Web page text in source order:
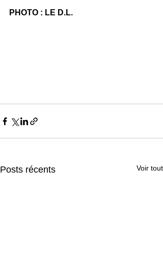
PHOTO : LE D.L.
Posts récents Voir tout